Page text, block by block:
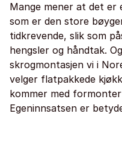
Mange mener at det er
som er den store
tidkrevende, slik som
hengsler og håndtak.
skrogmontasjen vi i
velger flatpakkede
kommer med
Egeninnsatsen er